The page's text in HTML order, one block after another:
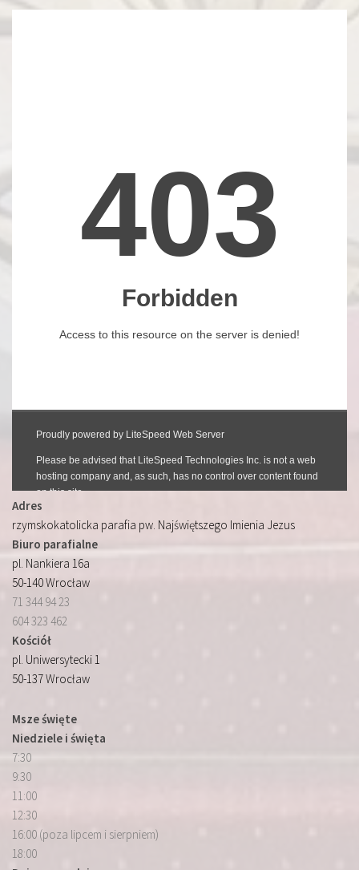
Adres
rzymskokatolicka parafia pw. Najświętszego Imienia Jezus
Biuro parafialne
pl. Nankiera 16a
50-140 Wrocław
71 344 94 23
604 323 462
Kościół
pl. Uniwersytecki 1
50-137 Wrocław
Msze święte
Niedziele i święta
7:30
9:30
11:00
12:30
16:00 (poza lipcem i sierpniem)
18:00